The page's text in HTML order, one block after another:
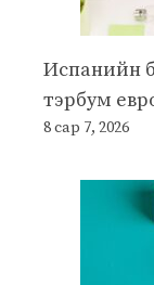
Испанийн
тэрбум евро
8 сар 7, 2026